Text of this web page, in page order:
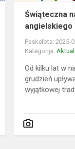
Świąteczna
angielskiego
Paskelbta: 2025-
Kategorija:
Od kilku lat w
grudzień
wyjątkowej